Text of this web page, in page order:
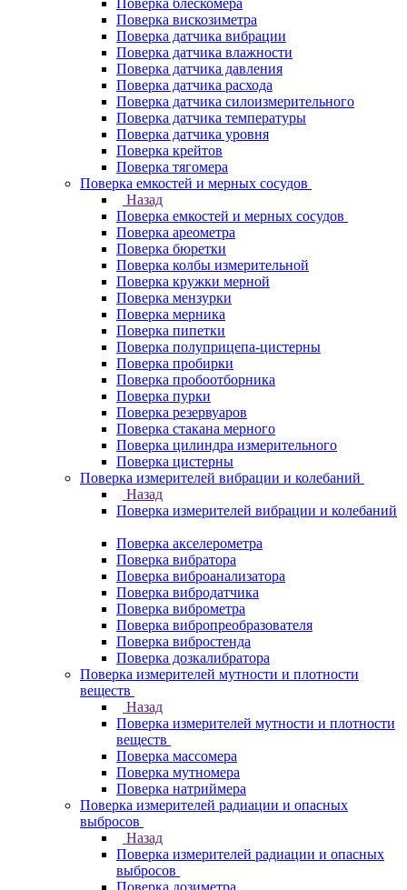
Поверка блескомера
Поверка вискозиметра
Поверка датчика вибрации
Поверка датчика влажности
Поверка датчика давления
Поверка датчика расхода
Поверка датчика силоизмерительного
Поверка датчика температуры
Поверка датчика уровня
Поверка крейтов
Поверка тягомера
Поверка емкостей и мерных сосудов
Назад
Поверка емкостей и мерных сосудов
Поверка ареометра
Поверка бюретки
Поверка колбы измерительной
Поверка кружки мерной
Поверка мензурки
Поверка мерника
Поверка пипетки
Поверка полуприцепа-цистерны
Поверка пробирки
Поверка пробоотборника
Поверка пурки
Поверка резервуаров
Поверка стакана мерного
Поверка цилиндра измерительного
Поверка цистерны
Поверка измерителей вибрации и колебаний
Назад
Поверка измерителей вибрации и колебаний
Поверка акселерометра
Поверка вибратора
Поверка виброанализатора
Поверка вибродатчика
Поверка виброметра
Поверка вибропреобразователя
Поверка вибростенда
Поверка дозкалибратора
Поверка измерителей мутности и плотности
веществ
Назад
Поверка измерителей мутности и плотности
веществ
Поверка массомера
Поверка мутномера
Поверка натриймера
Поверка измерителей радиации и опасных
выбросов
Назад
Поверка измерителей радиации и опасных
выбросов
Поверка дозиметра